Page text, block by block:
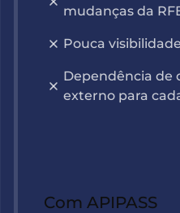
mudanças da
Pouca
Dependência de
externo para
Com APIPASS